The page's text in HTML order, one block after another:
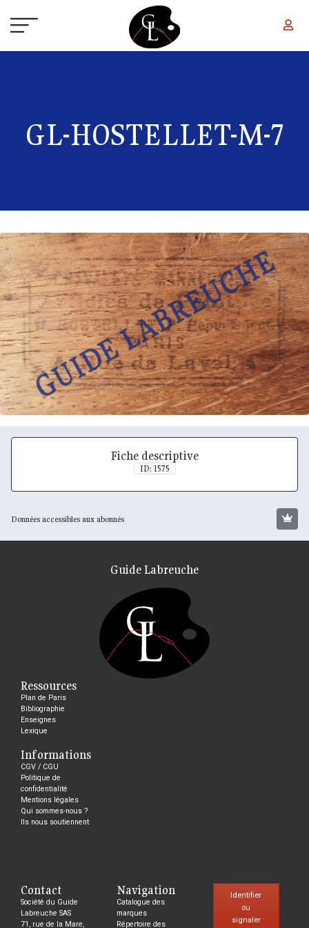
GL-HOSTELLET-M-7
Fiche descriptive
ID: 1575
Données accessibles aux abonnés
Guide Labreuche
Ressources
Plan de Paris
Bibliographie
Enseignes
Lexique
Informations
CGV / CGU
Politique de
confidentialité
Mentions légales
Qui sommes-nous ?
Ils nous soutiennent
Contact
Société du Guide
Labreuche SAS
71, rue de la Mare,
Navigation
Catalogue des
marques
Répertoire des
Identifier
ou
signaler